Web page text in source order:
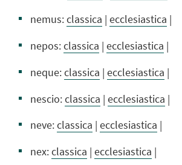
nemus:classica | ecclesiastica |
nepos:classica | ecclesiastica |
neque:classica | ecclesiastica |
nescio:classica | ecclesiastica |
neve:classica | ecclesiastica |
nex:classica | ecclesiastica |